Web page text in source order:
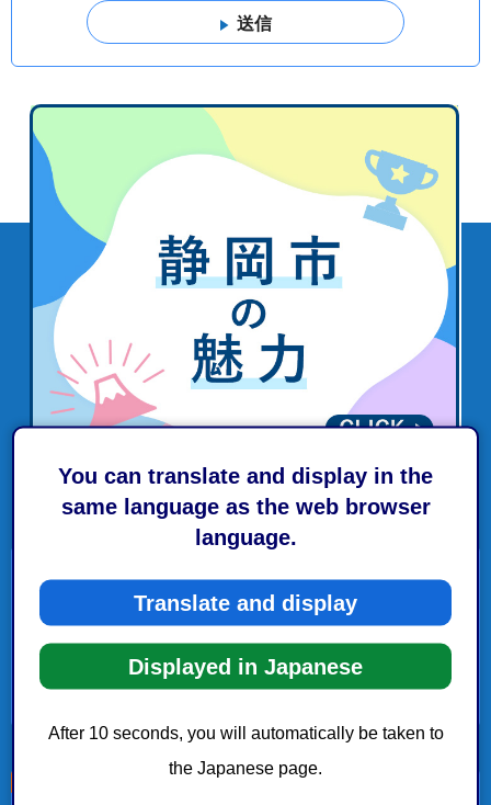
You can translate and display in the
same language as the web browser
language.
Translate and display
Displayed in Japanese
After 10 seconds, you will automatically be taken to
the Japanese page.
附属機関等
静岡市の附属機関等一覧